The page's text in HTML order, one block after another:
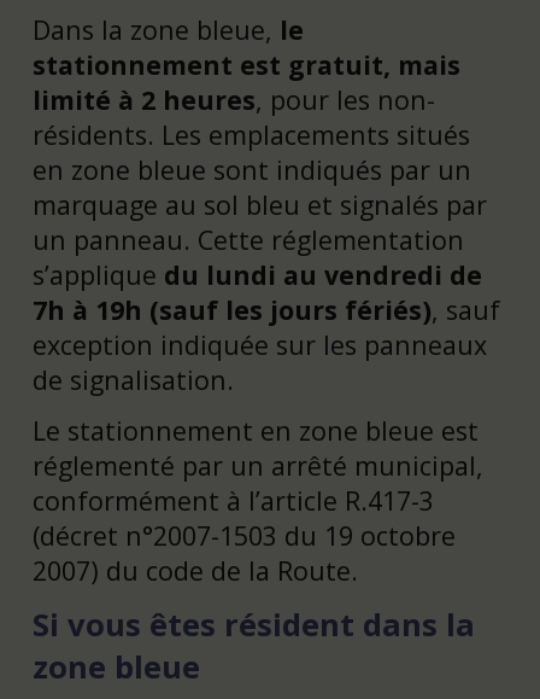
Dans la zone bleue, le
stationnement est gratuit, mais
limité à 2 heures, pour les non-
résidents. Les emplacements situés
en zone bleue sont indiqués par un
marquage au sol bleu et signalés par
un panneau. Cette réglementation
s’applique du lundi au vendredi de
7h à 19h (sauf les jours fériés), sauf
exception indiquée sur les panneaux
de signalisation.
Le stationnement en zone bleue est
réglementé par un arrêté municipal,
conformément à l’article R.417-3
(décret n°2007-1503 du 19 octobre
2007) du code de la Route.
Si vous êtes résident dans la
zone bleue